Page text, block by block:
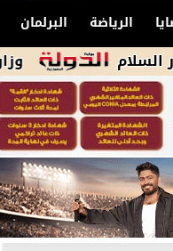
الرياضة البرلمان
وزارة